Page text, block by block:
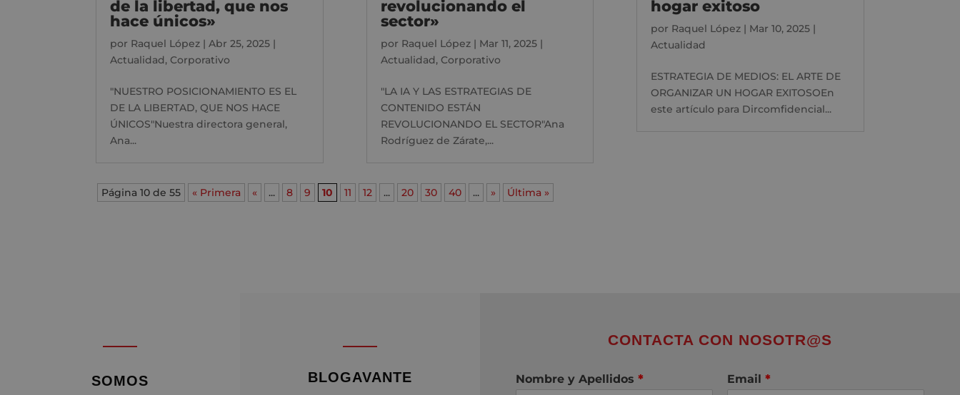
de la libertad, que nos
hace únicos»
por Raquel López |Abr 25, 2025 |
Actualidad, Corporativo
"NUESTRO POSICIONAMIENTO ES EL
DE LA LIBERTAD, QUE NOS HACE
ÚNICOS"Nuestra directora general,
Ana...
revolucionando el
sector»
por Raquel López| Mar 11, 2025|
Actualidad, Corporativo
"LA IA Y LAS ESTRATEGIAS DE
CONTENIDO ESTÁN
REVOLUCIONANDO EL SECTOR"Ana
Rodríguez de Zárate,...
hogar exitoso
por Raquel López| Mar 10, 2025|
Actualidad
ESTRATEGIA DE MEDIOS: EL ARTE DE
ORGANIZAR UN HOGAR EXITOSOEn
este artículo para Dircomfidencial...
Página 10 de 55 « Primera « ... 8 9 10 11 12 ... 20 30 40 ... » Última »
SOMOS BLOGAVANTE
CONTACTA CON NOSOTR@S
Nombre y Apellidos * Email *